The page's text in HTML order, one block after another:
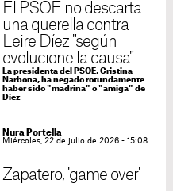
El PSOE no descarta
una querella contra
Leire Díez "según
evolucione la causa"
La presidenta del PSOE, Cristina
Narbona, ha negado rotundamente
haber sido "madrina" o "amiga" de
Díez
Nura Portella
Miércoles, 22 de julio de 2026 - 15:08
Zapatero, 'game over'